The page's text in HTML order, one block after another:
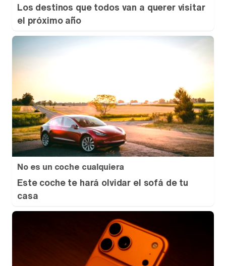
Los destinos que todos van a querer visitar
el próximo año
No es un coche cualquiera
Este coche te hará olvidar el sofá de tu
casa